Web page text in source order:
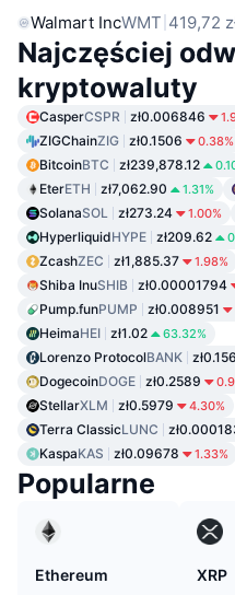
Walmart IncWMT 419,72
Najczęściej
kryptowaluty
CasperCSPR zł0.006846
ZIGChainZIG zł0.1506 0.38%
BitcoinBTC zł239,878.12
EterETH zł7,062.90 1.31%
SolanaSOL zł273.24 1.00%
HyperliquidHYPE zł209.62
ZcashZEC zł1,885.37 1.98%
Shiba InuSHIB zł0.00001794
Pump.funPUMP zł0.008951
HeimaHEI zł1.02 63.32%
Lorenzo ProtocolBANK
DogecoinDOGE zł0.2589
StellarXLM zł0.5979 4.30%
Terra ClassicLUNC
KaspaKAS zł0.09678 1.33%
Popularne
Ethereum
XRP